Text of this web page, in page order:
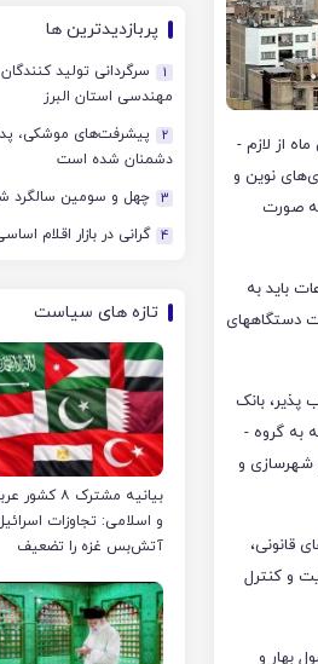
شهرداری‌ها، معاونت علمی و فناوری ریاست جمهوری، سازمان ثبت اسناد و املاک کشور و سازمان امور مالیاتی ظرف شش ماه از لازم ­
نوین و
صورت
باید به
بر چهارچوب مشارکت دستگاه­های
پذیر، بانک
مرکزی موظف است؛ در صورت تصویب شورای عالی مسکن، از طریق بانک­های عامل نسبت به پرداخت تسهیلات کمک ودیعه به گروه ­
شهرسازی و
مهلت‌های قانونی،
و کنترل
بهار و
پربازدیدترین ها
1
سرگردانی تولید
مهندسی استان البرز
2
پیشرفت‌های موشکی،
دشمنان شده است
3 چهل‌ و سومین سالگرد
4 گرانی در بازار اقلام
تازه های سیاست
بیانیه مشترک ۸ کشور
و اسلامی: تجاوزات
آتش‌بس غزه را تضعیف